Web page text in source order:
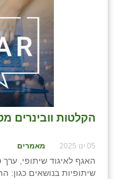
הקלטות וובינרים
05 ינו 2025 מאמרים
האגף לאיגוד שיתופי, ערך
שיתופיות בנושאים כגון:
שבי ציון
שדה צבי